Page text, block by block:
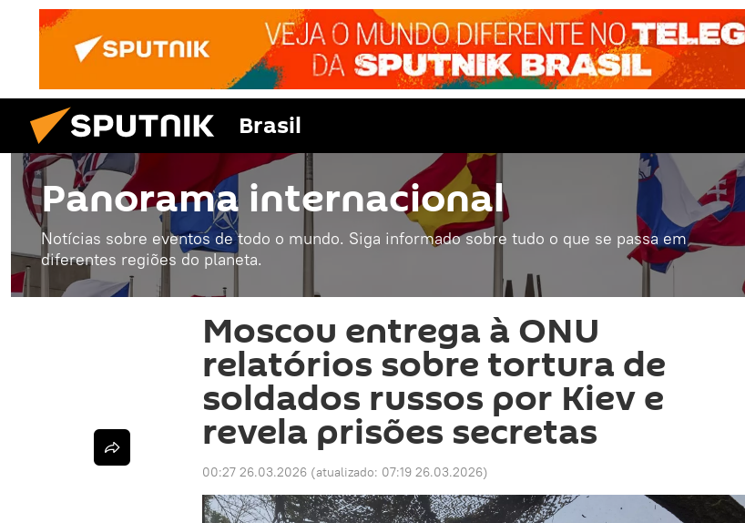
Brasil
Panorama internacional
Notícias sobre eventos de todo o mundo. Siga informado sobre tudo o que se passa em
diferentes regiões do planeta.
Moscou entrega à ONU
relatórios sobre tortura de
soldados russos por Kiev e
revela prisões secretas
00:27 26.03.2026 (atualizado: 07:19 26.03.2026)